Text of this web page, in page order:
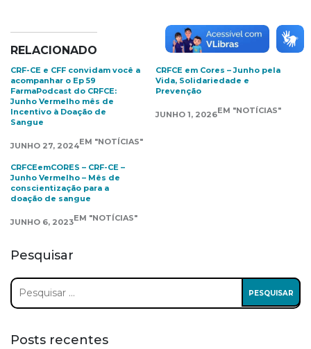
RELACIONADO
CRF-CE e CFF convidam você a
acompanhar o Ep 59
FarmaPodcast do CRFCE:
Junho Vermelho mês de
Incentivo à Doação de
Sangue
JUNHO 27, 2024EM "NOTÍCIAS"
CRFCE em Cores – Junho pela
Vida, Solidariedade e
Prevenção
JUNHO 1, 2026EM "NOTÍCIAS"
CRFCEemCORES – CRF-CE –
Junho Vermelho – Mês de
conscientização para a
doação de sangue
JUNHO 6, 2023EM "NOTÍCIAS"
Pesquisar
Pesquisar
por:
Posts recentes